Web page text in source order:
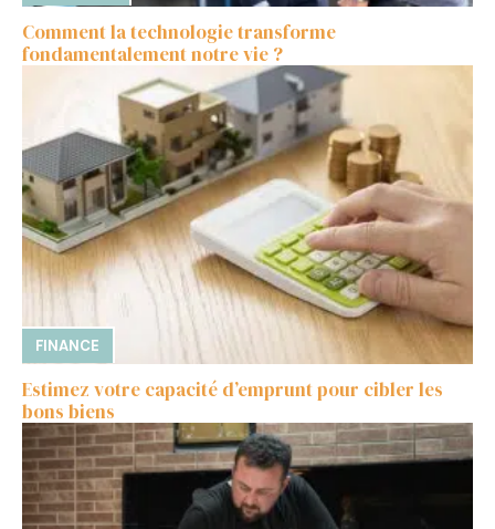
Comment la technologie transforme
fondamentalement notre vie ?
FINANCE
Estimez votre capacité d’emprunt pour cibler les
bons biens